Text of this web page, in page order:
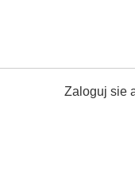
Zaloguj sie